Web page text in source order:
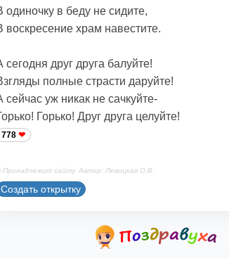
одиночку в беду не сидите,
воскресение храм навестите.
сегодня друг друга балуйте!
полные страсти даруйте!
сейчас уж никак не сачкуйте-
Горько! Друг друга целуйте!
778
Принадлежит сайту. Автор: Левицкая О.В.
Создать открытку